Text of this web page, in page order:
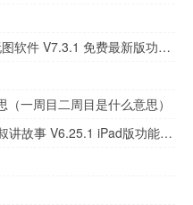
玩图软件 V7.3.1 免费最新版（玩图软件 V7.3.1 免费最新版功能简介）
一周目二周目是什么意思）
凯叔讲故事 V6.25.1 iPad版（凯叔讲故事 V6.25.1 iPad版功能简介）